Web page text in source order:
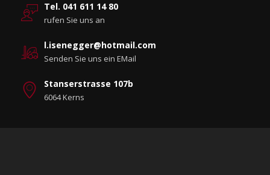
Tel. 041 611 14 80
rufen Sie uns an
l.isenegger@hotmail.com
Senden Sie uns ein EMail
Stanserstrasse 107b
6064 Kerns